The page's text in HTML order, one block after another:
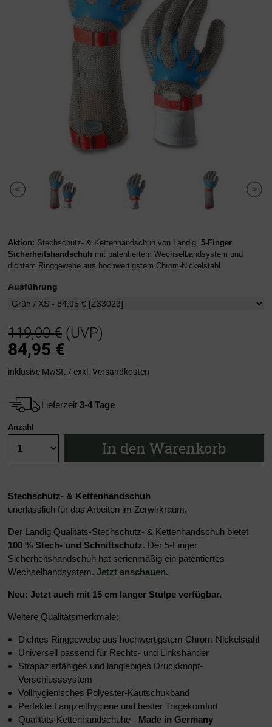
Aktion: Stechschutz- & Kettenhandschuh von Landig. 5-Finger
Sicherheitshandschuh mit patentiertem Wechselbandsystem und
dichtem Ringgewebe aus hochwertigstem Chrom-Nickelstahl.
Ausführung
119,00 € (UVP)
84,95 €
inklusive MwSt. / exkl. Versandkosten
Lieferzeit 3-4 Tage
Anzahl
In den Warenkorb
Stechschutz- & Kettenhandschuh
unerlässlich für das Arbeiten im Zerwirkraum.
Der Landig Qualitäts-Stechschutz- & Kettenhandschuh bietet
100 % Stech- und Schnittschutz. Der 5-Finger
Sicherheitshandschuh hat serienmäßig ein patentiertes
Wechselbandsystem. Jetzt anschauen.
Neu: Jetzt auch mit 15 cm langer Stulpe verfügbar.
Weitere Qualitätsmerkmale:
Dichtes Ringgewebe aus hochwertigstem Chrom-Nickelstahl
Universell passend für Rechts- und Linkshänder
Strapazierfähiges und langlebiges Druckknopf-
Verschlusssystem
Vollhygienisches Polyester-Kautschukband
Perfekte Langzeithygiene und bester Tragekomfort
Qualitäts-Kettenhandschuhe - Made in Germany